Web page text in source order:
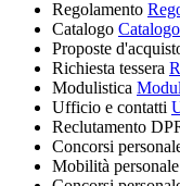
Regolamento
Catalogo Catalogo
Proposte
Richiesta tessera
Modulistica
Ufficio e contatti
Reclutamento
Concorsi
Mobilità